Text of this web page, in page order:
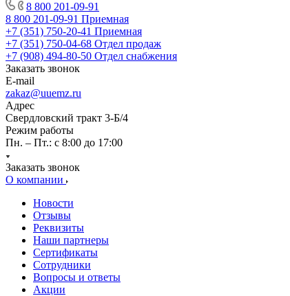
8 800 201-09-91
8 800 201-09-91 Приемная
+7 (351) 750-20-41 Приемная
+7 (351) 750-04-68 Отдел продаж
+7 (908) 494-80-50 Отдел снабжения
Заказать звонок
E-mail
zakaz@uuemz.ru
Адрес
Свердловский тракт 3-Б/4
Режим работы
Пн. – Пт.: с 8:00 до 17:00
Заказать звонок
О компании
Новости
Отзывы
Реквизиты
Наши партнеры
Сертификаты
Сотрудники
Вопросы и ответы
Акции